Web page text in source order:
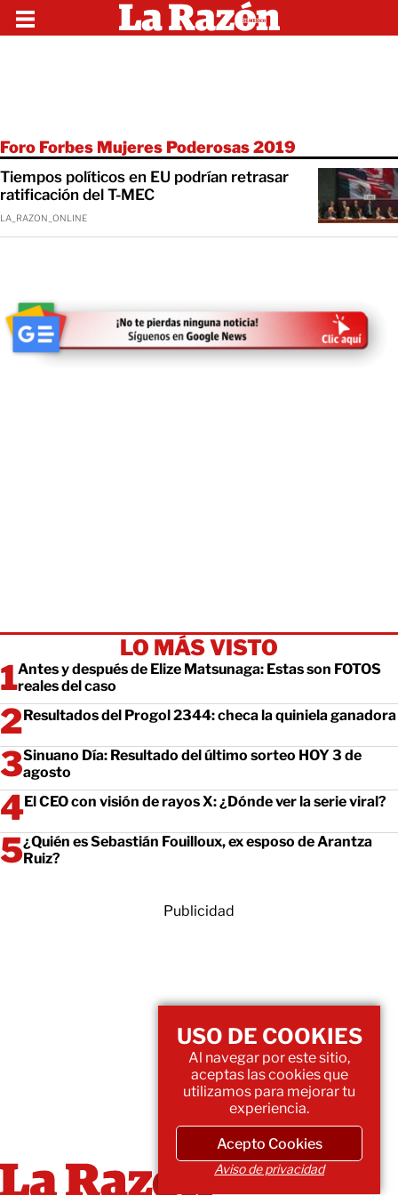
Foro Forbes Mujeres Poderosas 2019
Tiempos políticos en EU podrían retrasar
ratificación del T-MEC
LA_RAZON_ONLINE
LO MÁS VISTO
Antes y después de Elize Matsunaga: Estas son FOTOS
reales del caso
Resultados del Progol 2344: checa la quiniela ganadora
Sinuano Día: Resultado del último sorteo HOY 3 de
agosto
El CEO con visión de rayos X: ¿Dónde ver la serie viral?
¿Quién es Sebastián Fouilloux, ex esposo de Arantza
Ruiz?
Publicidad
USO DE COOKIES
Al navegar por este sitio,
aceptas las cookies que
utilizamos para mejorar tu
experiencia.
Acepto Cookies
Aviso de privacidad